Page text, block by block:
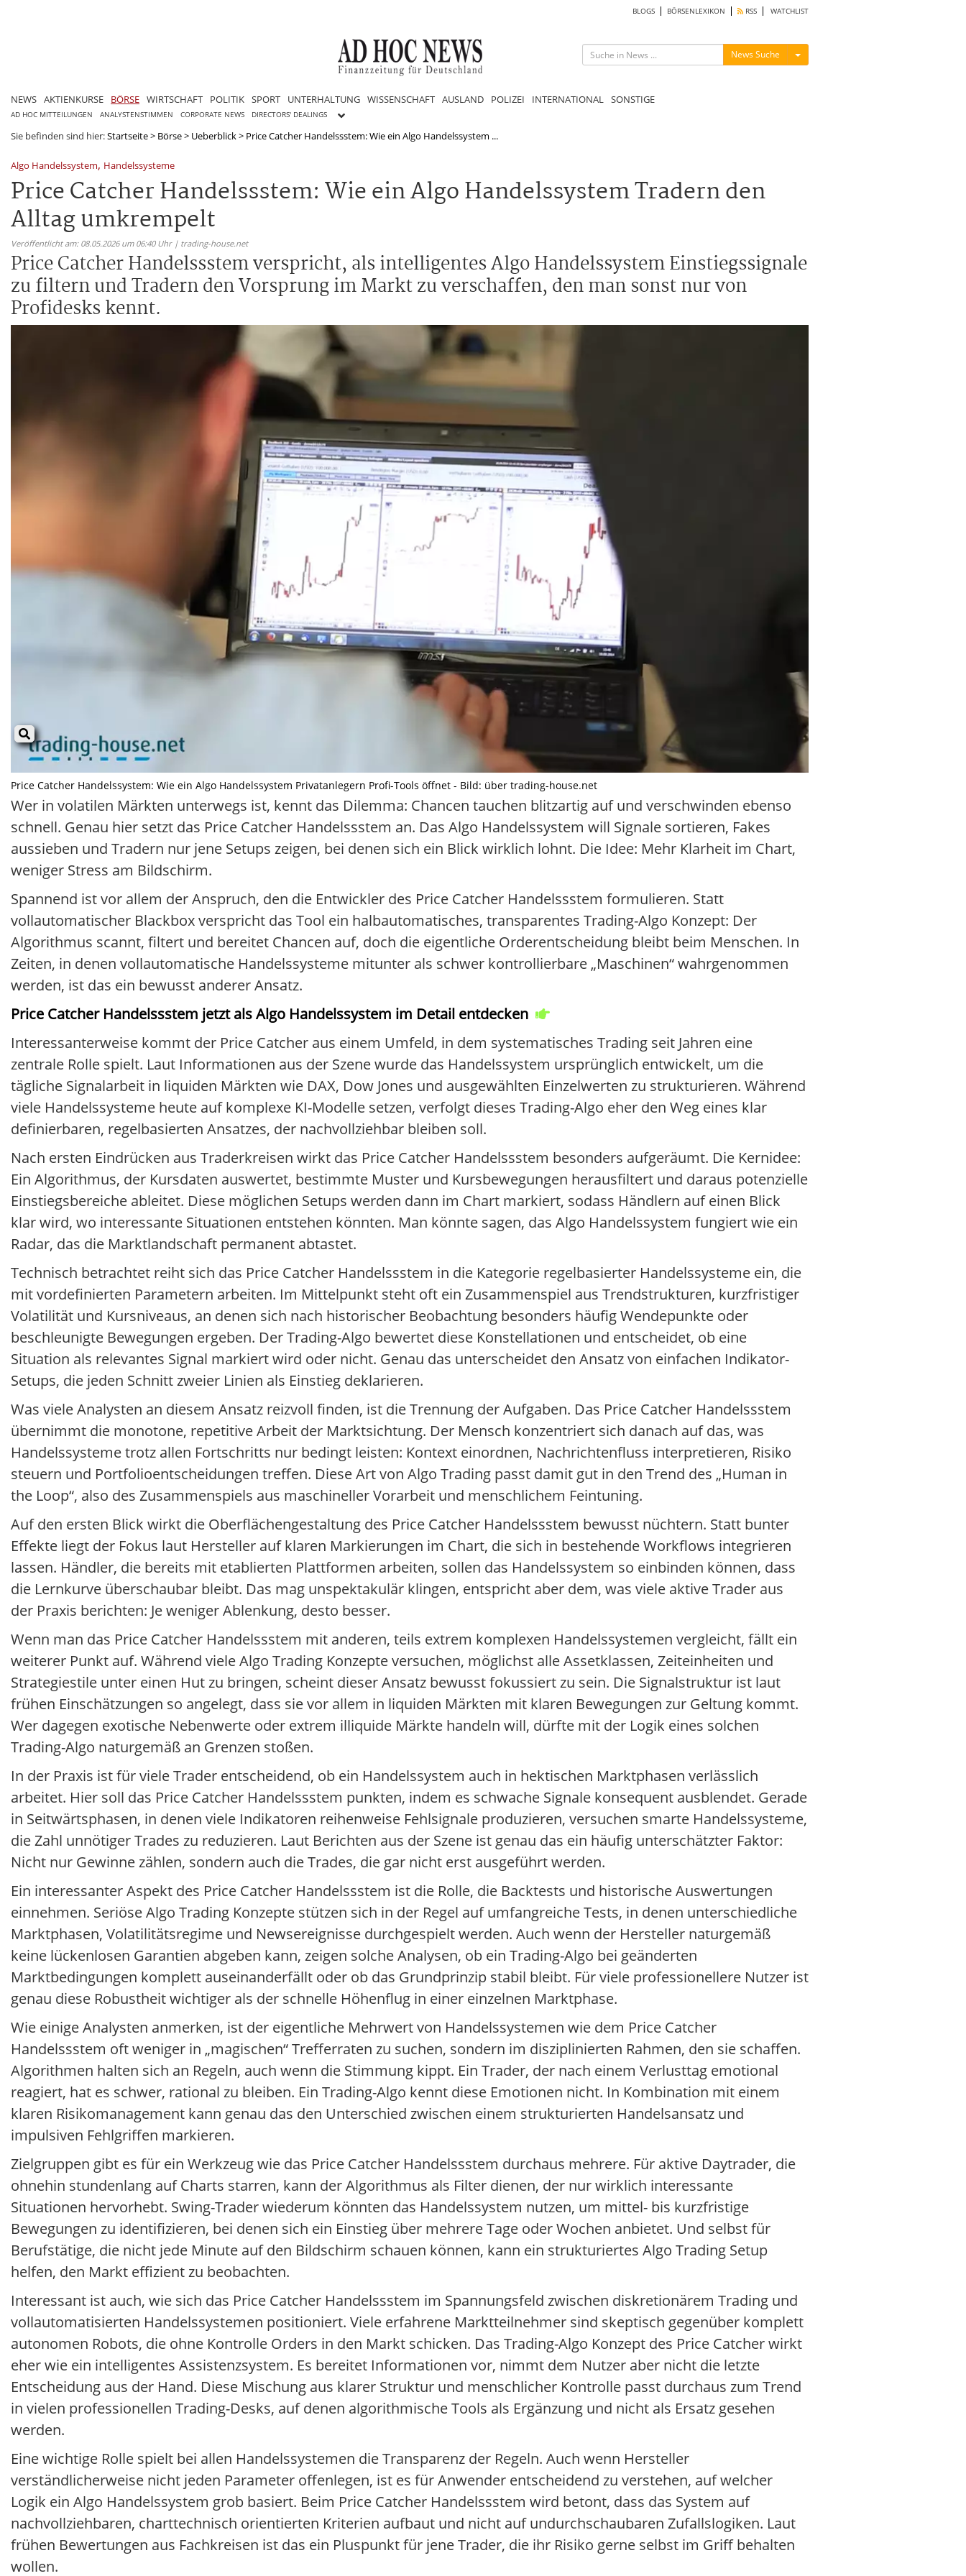
BLOGS BÖRSENLEXIKON RSS WATCHLIST
News Suche Menü ein-/ausblenden
NEWS AKTIENKURSE BÖRSE WIRTSCHAFT POLITIK SPORT UNTERHALTUNG WISSENSCHAFT AUSLAND POLIZEI INTERNATIONAL SONSTIGE
AD HOC MITTEILUNGEN ANALYSTENSTIMMEN CORPORATE NEWS DIRECTORS' DEALINGS
Sie befinden sind hier:Startseite> Börse> Ueberblick> Price Catcher Handelssstem: Wie ein Algo Handelssystem ...
Algo Handelssystem, Handelssysteme
Price Catcher Handelssstem: Wie ein Algo Handelssystem Tradern den
Alltag umkrempelt
Veröffentlicht am: 08.05.2026 um 06:40 Uhr | trading-house.net
Price Catcher Handelssstem verspricht, als intelligentes Algo Handelssystem Einstiegssignale
zu filtern und Tradern den Vorsprung im Markt zu verschaffen, den man sonst nur von
Profidesks kennt.
Price Catcher Handelssystem: Wie ein Algo Handelssystem Privatanlegern Profi-Tools öffnet - Bild: über trading-house.net
Wer in volatilen Märkten unterwegs ist, kennt das Dilemma: Chancen tauchen blitzartig auf und verschwinden ebenso
schnell. Genau hier setzt das Price Catcher Handelssstem an. Das Algo Handelssystem will Signale sortieren, Fakes
aussieben und Tradern nur jene Setups zeigen, bei denen sich ein Blick wirklich lohnt. Die Idee: Mehr Klarheit im Chart,
weniger Stress am Bildschirm.
Spannend ist vor allem der Anspruch, den die Entwickler des Price Catcher Handelssstem formulieren. Statt
vollautomatischer Blackbox verspricht das Tool ein halbautomatisches, transparentes Trading-Algo Konzept: Der
Algorithmus scannt, filtert und bereitet Chancen auf, doch die eigentliche Orderentscheidung bleibt beim Menschen. In
Zeiten, in denen vollautomatische Handelssysteme mitunter als schwer kontrollierbare „Maschinen“ wahrgenommen
werden, ist das ein bewusst anderer Ansatz.
Price Catcher Handelssstem jetzt als Algo Handelssystem im Detail entdecken
Interessanterweise kommt der Price Catcher aus einem Umfeld, in dem systematisches Trading seit Jahren eine
zentrale Rolle spielt. Laut Informationen aus der Szene wurde das Handelssystem ursprünglich entwickelt, um die
tägliche Signalarbeit in liquiden Märkten wie DAX, Dow Jones und ausgewählten Einzelwerten zu strukturieren. Während
viele Handelssysteme heute auf komplexe KI-Modelle setzen, verfolgt dieses Trading-Algo eher den Weg eines klar
definierbaren, regelbasierten Ansatzes, der nachvollziehbar bleiben soll.
Nach ersten Eindrücken aus Traderkreisen wirkt das Price Catcher Handelssstem besonders aufgeräumt. Die Kernidee:
Ein Algorithmus, der Kursdaten auswertet, bestimmte Muster und Kursbewegungen herausfiltert und daraus potenzielle
Einstiegsbereiche ableitet. Diese möglichen Setups werden dann im Chart markiert, sodass Händlern auf einen Blick
klar wird, wo interessante Situationen entstehen könnten. Man könnte sagen, das Algo Handelssystem fungiert wie ein
Radar, das die Marktlandschaft permanent abtastet.
Technisch betrachtet reiht sich das Price Catcher Handelssstem in die Kategorie regelbasierter Handelssysteme ein, die
mit vordefinierten Parametern arbeiten. Im Mittelpunkt steht oft ein Zusammenspiel aus Trendstrukturen, kurzfristiger
Volatilität und Kursniveaus, an denen sich nach historischer Beobachtung besonders häufig Wendepunkte oder
beschleunigte Bewegungen ergeben. Der Trading-Algo bewertet diese Konstellationen und entscheidet, ob eine
Situation als relevantes Signal markiert wird oder nicht. Genau das unterscheidet den Ansatz von einfachen Indikator-
Setups, die jeden Schnitt zweier Linien als Einstieg deklarieren.
Was viele Analysten an diesem Ansatz reizvoll finden, ist die Trennung der Aufgaben. Das Price Catcher Handelssstem
übernimmt die monotone, repetitive Arbeit der Marktsichtung. Der Mensch konzentriert sich danach auf das, was
Handelssysteme trotz allen Fortschritts nur bedingt leisten: Kontext einordnen, Nachrichtenfluss interpretieren, Risiko
steuern und Portfolioentscheidungen treffen. Diese Art von Algo Trading passt damit gut in den Trend des „Human in
the Loop“, also des Zusammenspiels aus maschineller Vorarbeit und menschlichem Feintuning.
Auf den ersten Blick wirkt die Oberflächengestaltung des Price Catcher Handelssstem bewusst nüchtern. Statt bunter
Effekte liegt der Fokus laut Hersteller auf klaren Markierungen im Chart, die sich in bestehende Workflows integrieren
lassen. Händler, die bereits mit etablierten Plattformen arbeiten, sollen das Handelssystem so einbinden können, dass
die Lernkurve überschaubar bleibt. Das mag unspektakulär klingen, entspricht aber dem, was viele aktive Trader aus
der Praxis berichten: Je weniger Ablenkung, desto besser.
Wenn man das Price Catcher Handelssstem mit anderen, teils extrem komplexen Handelssystemen vergleicht, fällt ein
weiterer Punkt auf. Während viele Algo Trading Konzepte versuchen, möglichst alle Assetklassen, Zeiteinheiten und
Strategiestile unter einen Hut zu bringen, scheint dieser Ansatz bewusst fokussiert zu sein. Die Signalstruktur ist laut
frühen Einschätzungen so angelegt, dass sie vor allem in liquiden Märkten mit klaren Bewegungen zur Geltung kommt.
Wer dagegen exotische Nebenwerte oder extrem illiquide Märkte handeln will, dürfte mit der Logik eines solchen
Trading-Algo naturgemäß an Grenzen stoßen.
In der Praxis ist für viele Trader entscheidend, ob ein Handelssystem auch in hektischen Marktphasen verlässlich
arbeitet. Hier soll das Price Catcher Handelssstem punkten, indem es schwache Signale konsequent ausblendet. Gerade
in Seitwärtsphasen, in denen viele Indikatoren reihenweise Fehlsignale produzieren, versuchen smarte Handelssysteme,
die Zahl unnötiger Trades zu reduzieren. Laut Berichten aus der Szene ist genau das ein häufig unterschätzter Faktor:
Nicht nur Gewinne zählen, sondern auch die Trades, die gar nicht erst ausgeführt werden.
Ein interessanter Aspekt des Price Catcher Handelssstem ist die Rolle, die Backtests und historische Auswertungen
einnehmen. Seriöse Algo Trading Konzepte stützen sich in der Regel auf umfangreiche Tests, in denen unterschiedliche
Marktphasen, Volatilitätsregime und Newsereignisse durchgespielt werden. Auch wenn der Hersteller naturgemäß
keine lückenlosen Garantien abgeben kann, zeigen solche Analysen, ob ein Trading-Algo bei geänderten
Marktbedingungen komplett auseinanderfällt oder ob das Grundprinzip stabil bleibt. Für viele professionellere Nutzer ist
genau diese Robustheit wichtiger als der schnelle Höhenflug in einer einzelnen Marktphase.
Wie einige Analysten anmerken, ist der eigentliche Mehrwert von Handelssystemen wie dem Price Catcher
Handelssstem oft weniger in „magischen“ Trefferraten zu suchen, sondern im disziplinierten Rahmen, den sie schaffen.
Algorithmen halten sich an Regeln, auch wenn die Stimmung kippt. Ein Trader, der nach einem Verlusttag emotional
reagiert, hat es schwer, rational zu bleiben. Ein Trading-Algo kennt diese Emotionen nicht. In Kombination mit einem
klaren Risikomanagement kann genau das den Unterschied zwischen einem strukturierten Handelsansatz und
impulsiven Fehlgriffen markieren.
Zielgruppen gibt es für ein Werkzeug wie das Price Catcher Handelssstem durchaus mehrere. Für aktive Daytrader, die
ohnehin stundenlang auf Charts starren, kann der Algorithmus als Filter dienen, der nur wirklich interessante
Situationen hervorhebt. Swing-Trader wiederum könnten das Handelssystem nutzen, um mittel- bis kurzfristige
Bewegungen zu identifizieren, bei denen sich ein Einstieg über mehrere Tage oder Wochen anbietet. Und selbst für
Berufstätige, die nicht jede Minute auf den Bildschirm schauen können, kann ein strukturiertes Algo Trading Setup
helfen, den Markt effizient zu beobachten.
Interessant ist auch, wie sich das Price Catcher Handelssstem im Spannungsfeld zwischen diskretionärem Trading und
vollautomatisierten Handelssystemen positioniert. Viele erfahrene Marktteilnehmer sind skeptisch gegenüber komplett
autonomen Robots, die ohne Kontrolle Orders in den Markt schicken. Das Trading-Algo Konzept des Price Catcher wirkt
eher wie ein intelligentes Assistenzsystem. Es bereitet Informationen vor, nimmt dem Nutzer aber nicht die letzte
Entscheidung aus der Hand. Diese Mischung aus klarer Struktur und menschlicher Kontrolle passt durchaus zum Trend
in vielen professionellen Trading-Desks, auf denen algorithmische Tools als Ergänzung und nicht als Ersatz gesehen
werden.
Eine wichtige Rolle spielt bei allen Handelssystemen die Transparenz der Regeln. Auch wenn Hersteller
verständlicherweise nicht jeden Parameter offenlegen, ist es für Anwender entscheidend zu verstehen, auf welcher
Logik ein Algo Handelssystem grob basiert. Beim Price Catcher Handelssstem wird betont, dass das System auf
nachvollziehbaren, charttechnisch orientierten Kriterien aufbaut und nicht auf undurchschaubaren Zufallslogiken. Laut
frühen Bewertungen aus Fachkreisen ist das ein Pluspunkt für jene Trader, die ihr Risiko gerne selbst im Griff behalten
wollen.